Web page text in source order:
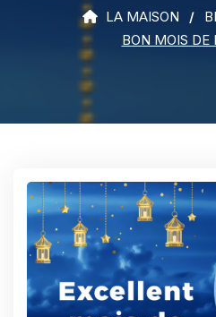
LA MAISON
BON MOIS DE